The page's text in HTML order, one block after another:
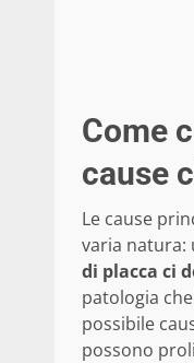
Come
cause
Le cause
varia natura:
di placca ci
patologia
possibile
possono